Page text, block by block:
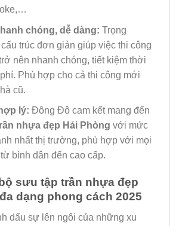
chóng, dễ dàng: Trọng
trúc đơn giản giúp việc thi công
nên nhanh chóng, tiết kiệm thời
Phù hợp cho cả thi công mới
cũ.
lý: Đông Đô cam kết mang đến
nhựa đẹp Hải Phòng với mức
nhất thị trường, phù hợp với mọi
bình dân đến cao cấp.
sưu tập trần nhựa đẹp
dạng phong cách 2025
dấu sự lên ngôi của những xu